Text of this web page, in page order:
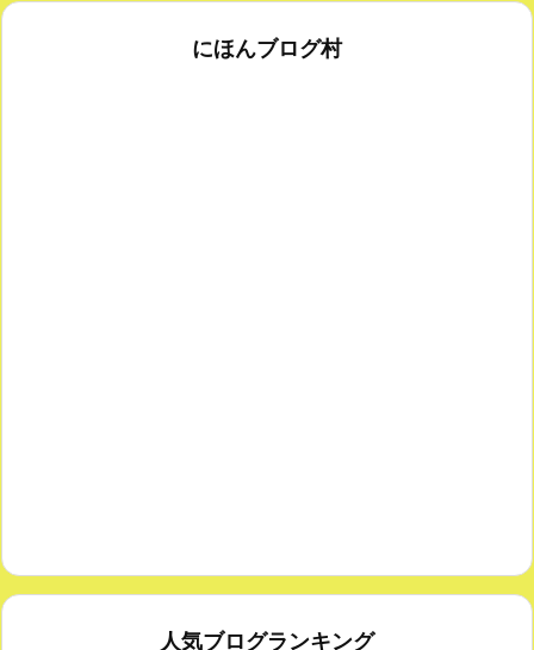
にほんブログ村
人気ブログランキング